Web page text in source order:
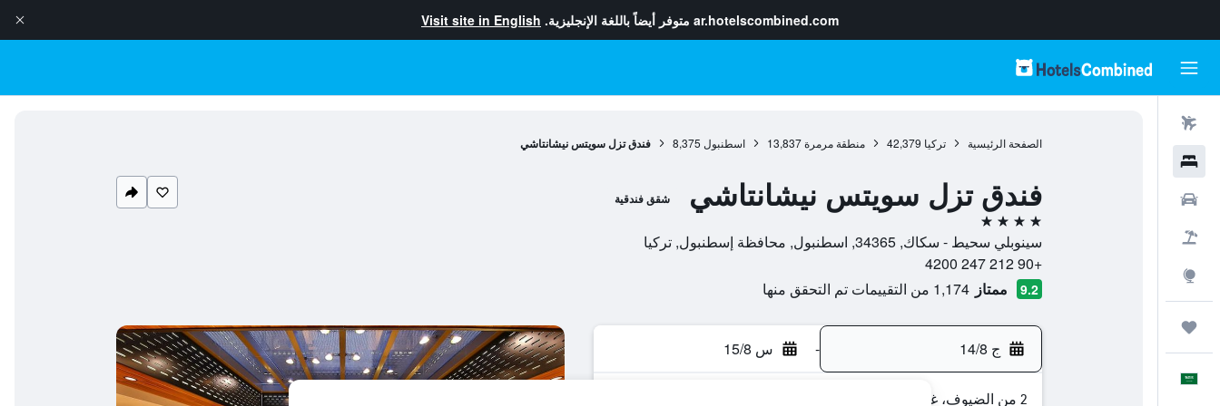
ar.hotelscombined.com متوفر أيضاً باللغة الإنجليزية. Visit site in English
الصفحة الرئيسية تركيا 42,379 منطقة مرمرة 13,837 اسطنبول 8,375 فندق تزل سويتس نيشانتاشي
فندق تزل سويتس نيشانتاشي شقق فندقية
4 نجوم
سينوبلي سحيط - سكاك, 34365, اسطنبول, محافظة إسطنبول, تركيا
+90 212 247 4200
9.2 ممتاز 1,174 من التقييمات تم التحقق منها
ج 14/8 - س 15/8
2 من الضيوف، غرفة واحدة